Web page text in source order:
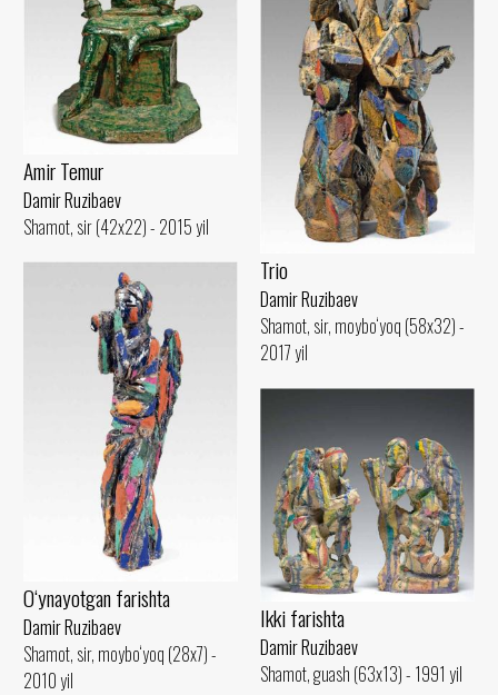
Amir Temur
Damir Ruzibaev
Shamot, sir (42x22) - 2015 yil
Trio
Damir Ruzibaev
Shamot, sir, moybo‘yoq (58x32) -
2017 yil
O‘ynayotgan farishta
Damir Ruzibaev
Shamot, sir, moybo‘yoq (28x7) -
2010 yil
Ikki farishta
Damir Ruzibaev
Shamot, guash (63x13) - 1991 yil